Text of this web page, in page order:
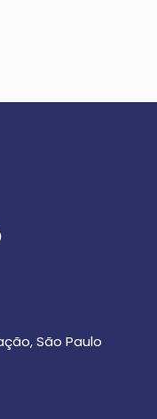
São Paulo